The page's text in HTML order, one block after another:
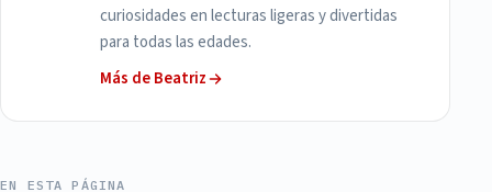
curiosidades en lecturas ligeras y divertidas
para todas las edades.
Más de Beatriz
EN ESTA PÁGINA